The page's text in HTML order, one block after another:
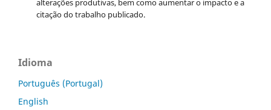
alterações produtivas, bem como aumentar o impacto e a
citação do trabalho publicado.
Idioma
Português (Portugal)
English